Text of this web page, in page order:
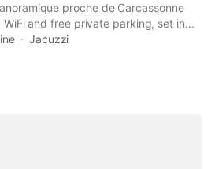
proche de Carcassonne
and free private parking, set in
Exhibition Centre.
Jacuzzi